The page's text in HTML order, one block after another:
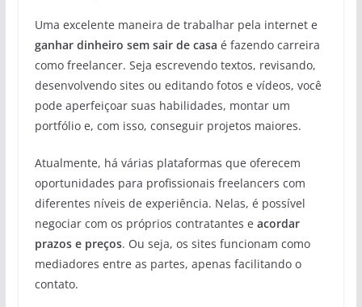
Uma excelente maneira de trabalhar pela internet e
ganhar dinheiro sem sair de casa é fazendo carreira
como freelancer. Seja escrevendo textos, revisando,
desenvolvendo sites ou editando fotos e vídeos, você
pode aperfeiçoar suas habilidades, montar um
portfólio e, com isso, conseguir projetos maiores.
Atualmente, há várias plataformas que oferecem
oportunidades para profissionais freelancers com
diferentes níveis de experiência. Nelas, é possível
negociar com os próprios contratantes e acordar
prazos e preços. Ou seja, os sites funcionam como
mediadores entre as partes, apenas facilitando o
contato.